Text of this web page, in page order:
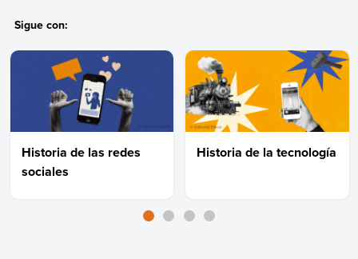
Sigue con:
Historia de las redes
sociales
Historia de la tecnología